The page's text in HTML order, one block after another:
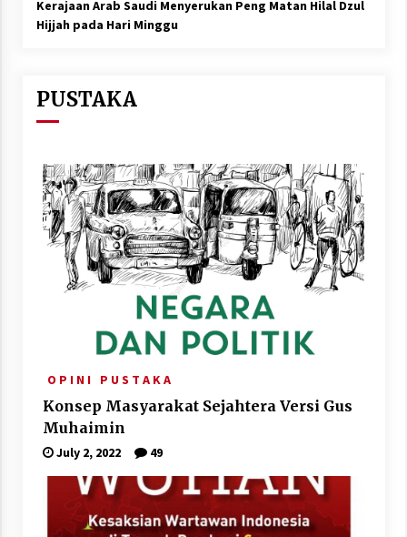
Kerajaan Arab Saudi Menyerukan Peng Matan Hilal Dzul
Hijjah pada Hari Minggu
PUSTAKA
O P I N I P U S T A K A
Konsep Masyarakat Sejahtera Versi Gus
Muhaimin
July 2, 2022 49